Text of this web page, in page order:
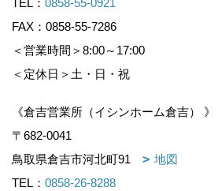
TEL： 0858-55-0921
FAX：0858-55-7286
＜営業時間＞8:00～17:00
＜定休日＞土・日・祝
《倉吉営業所（イシンホーム倉吉） 》
〒682-0041
鳥取県倉吉市河北町91
地図
TEL： 0858-26-8288